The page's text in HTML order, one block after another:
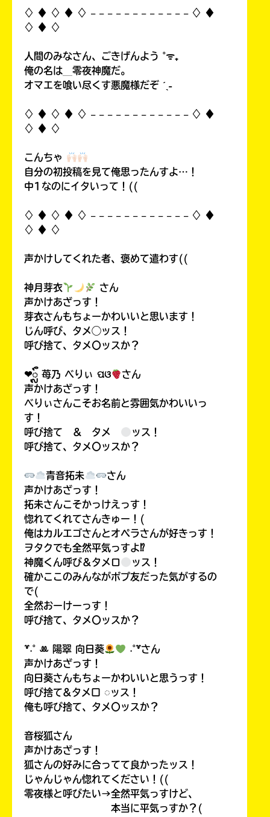
♢ ♦︎ ♢ ♦︎ ♢ 𓐄 𓐄 𓐄 𓐄 𓐄 𓐄 𓐄 𓐄 𓐄 𓐄 𓐄 𓐄 ♢ ♦︎
♢ ♦︎ ♢
人間のみなさん、ごきげんよう ˚ᯤ₊
俺の名は＿零夜神魔だ。
オマエを喰い尽くす悪魔様だぞ ˊˎ˗
♢ ♦︎ ♢ ♦︎ ♢ 𓐄 𓐄 𓐄 𓐄 𓐄 𓐄 𓐄 𓐄 𓐄 𓐄 𓐄 𓐄 ♢ ♦︎
♢ ♦︎ ♢
こんちゃ
自分の初投稿を見て俺思ったんすよ…！
中1なのにイタいって！((
♢ ♦︎ ♢ ♦︎ ♢ 𓐄 𓐄 𓐄 𓐄 𓐄 𓐄 𓐄 𓐄 𓐄 𓐄 𓐄 𓐄 ♢ ♦︎
♢ ♦︎ ♢
声かけしてくれた者、褒めて遣わす((
神月芽衣
さん
声かけあざっす！
芽衣さんもちょーかわいいと思います！
じん呼び、タメ◯ッス！
呼び捨て、タメ〇ッスか？
❤︎ᬼ 苺乃 べりぃ ପଓ
さん
声かけあざっす！
べりぃさんこそお名前と雰囲気かわいいっ
す！
呼び捨て ＆ タメ
ッス！
呼び捨て、タメ〇ッスか？
青音拓未
さん
声かけあざっす！
拓未さんこそかっけえっす！
惚れてくれてさんきゅー！(
俺はカルエゴさんとオペラさんが好きっす！
ヲタクでも全然平気っすよ⁉
神魔くん呼び＆タメロ
ッス！
確かここのみんながポプ友だった気がするの
で(
全然おーけーっす！
呼び捨て、タメ〇ッスか？
꒷˖˚ ꔛ‬ 陽翠 向日葵
˖˚꒷さん
声かけあざっす！
向日葵さんもちょーかわいいと思うっす！
呼び捨て&タメ口 ◌ッス！
俺も呼び捨て、タメ〇ッスか？
音桜狐さん
声かけあざっす！
狐さんの好みに合ってて良かったッス！
じゃんじゃん惚れてください！((
零夜様と呼びたい→全然平気っすけど、
本当に平気っすか？(